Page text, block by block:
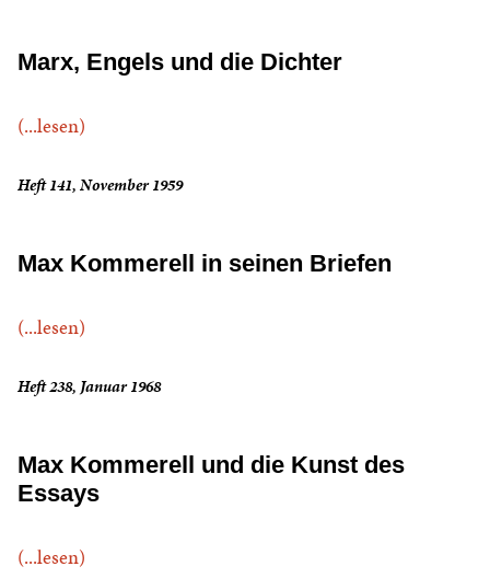
Marx, Engels und die Dichter
(...lesen)
Heft 141, November 1959
Max Kommerell in seinen Briefen
(...lesen)
Heft 238, Januar 1968
Max Kommerell und die Kunst des
Essays
(...lesen)